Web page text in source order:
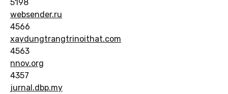
5198
websender.ru
4566
xaydungtrangtrinoithat.com
4563
nnov.org
4357
jurnal.dbp.my